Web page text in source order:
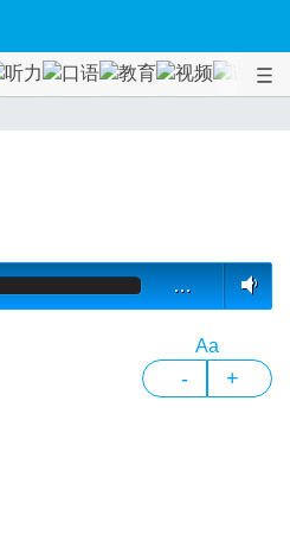
听力 口语 教育 视频 课程
…
Aa
- +